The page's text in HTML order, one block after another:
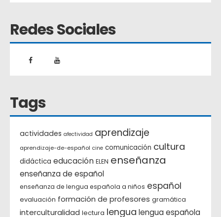
Redes Sociales
Tags
actividades afectividad aprendizaje
aprendizaje-de-español cine comunicación cultura
didáctica educación ELEN enseñanza
enseñanza de español
enseñanza de lengua española a niños español
evaluación formación de profesores gramática
interculturalidad lectura lengua lengua española